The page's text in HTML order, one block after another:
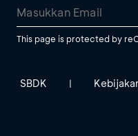
This page is protected by
SBDK |